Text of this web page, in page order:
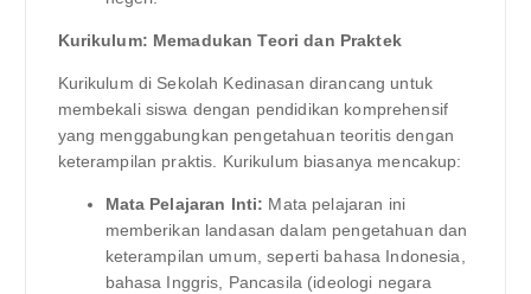
Kurikulum: Memadukan Teori dan Praktek
Kurikulum di Sekolah Kedinasan dirancang untuk
membekali siswa dengan pendidikan komprehensif
yang menggabungkan pengetahuan teoritis dengan
keterampilan praktis. Kurikulum biasanya mencakup:
Mata Pelajaran Inti: Mata pelajaran ini
memberikan landasan dalam pengetahuan dan
keterampilan umum, seperti bahasa Indonesia,
bahasa Inggris, Pancasila (ideologi negara